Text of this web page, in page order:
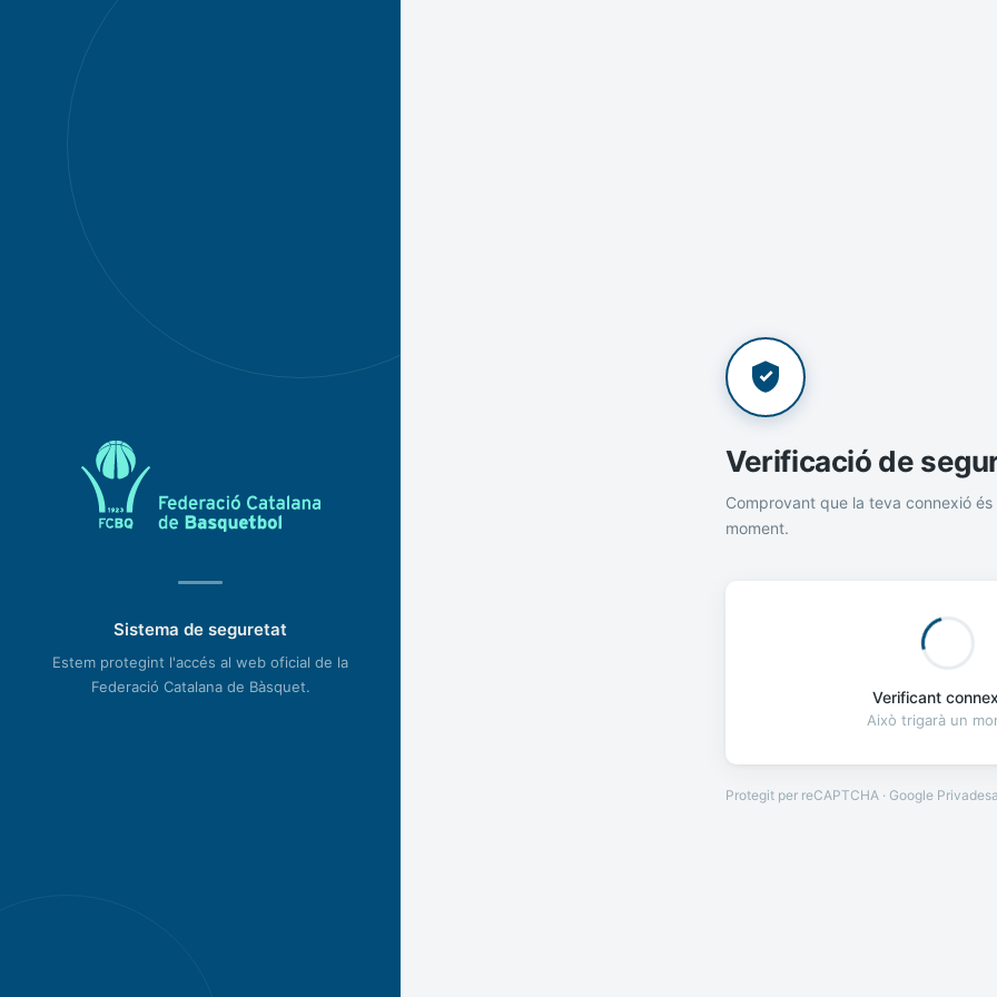
Sistema de seguretat
Estem protegint l'accés al web oficial de la
Federació Catalana de Bàsquet.
Verificació de
Comprovant que la teva connexió és
moment.
Verificant
Això trigarà un
Protegit per reCAPTCHA · Google Privadesa